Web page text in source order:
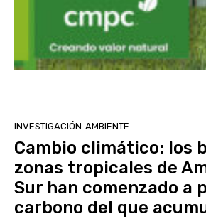
INVESTIGACIÓN AMBIENTE
Cambio climático: los
zonas tropicales de
Sur han comenzado a
carbono del que